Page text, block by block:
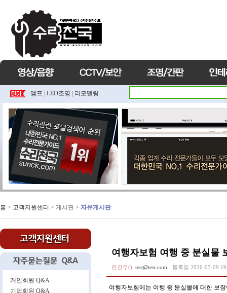
앰프 LED조명 리모델링
홈 > 고객지원센터 > 게시판 > 자유게시판
개인회원 Q&A
기업회원 Q&A
여행자보험 여행 중 분실물
안건우() test@test.com 등록일 2026-07-09
여행자보험에는 여행 중 분실물에 대한 보